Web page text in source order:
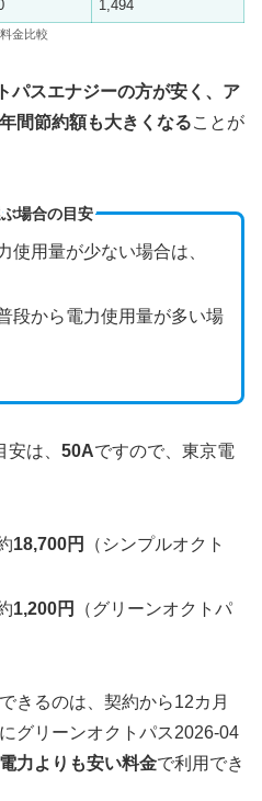
1,494
金比較
パスエナジーの方が安く、ア
間節約額も大きくなることが
場合の目安
使用量が少ない場合は、
段から電力使用量が多い場
は、 50Aですので、東京電
18,700円
（シンプルオクト
1,200円
（グリーンオクトパ
きるのは、契約から12カ月
グリーンオクトパス2026-04
力よりも安い料金で利用でき